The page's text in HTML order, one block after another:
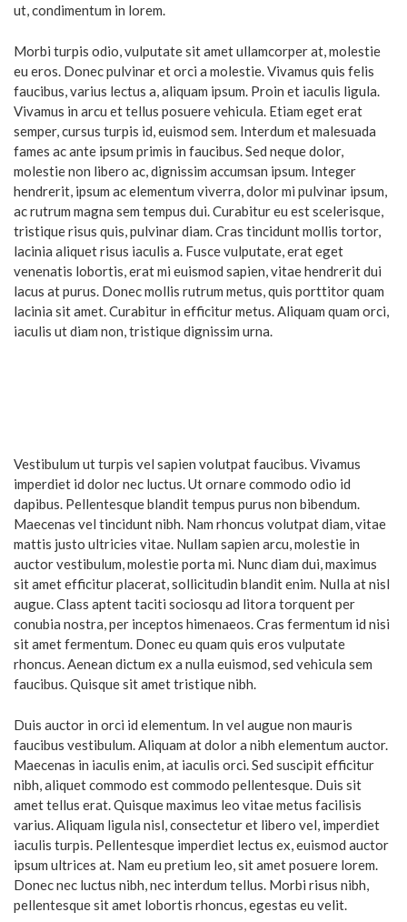
ut, condimentum in lorem.
Morbi turpis odio, vulputate sit amet ullamcorper at, molestie
eu eros. Donec pulvinar et orci a molestie. Vivamus quis felis
faucibus, varius lectus a, aliquam ipsum. Proin et iaculis ligula.
Vivamus in arcu et tellus posuere vehicula. Etiam eget erat
semper, cursus turpis id, euismod sem. Interdum et malesuada
fames ac ante ipsum primis in faucibus. Sed neque dolor,
molestie non libero ac, dignissim accumsan ipsum. Integer
hendrerit, ipsum ac elementum viverra, dolor mi pulvinar ipsum,
ac rutrum magna sem tempus dui. Curabitur eu est scelerisque,
tristique risus quis, pulvinar diam. Cras tincidunt mollis tortor,
lacinia aliquet risus iaculis a. Fusce vulputate, erat eget
venenatis lobortis, erat mi euismod sapien, vitae hendrerit dui
lacus at purus. Donec mollis rutrum metus, quis porttitor quam
lacinia sit amet. Curabitur in efficitur metus. Aliquam quam orci,
iaculis ut diam non, tristique dignissim urna.
Vestibulum ut turpis vel sapien volutpat faucibus. Vivamus
imperdiet id dolor nec luctus. Ut ornare commodo odio id
dapibus. Pellentesque blandit tempus purus non bibendum.
Maecenas vel tincidunt nibh. Nam rhoncus volutpat diam, vitae
mattis justo ultricies vitae. Nullam sapien arcu, molestie in
auctor vestibulum, molestie porta mi. Nunc diam dui, maximus
sit amet efficitur placerat, sollicitudin blandit enim. Nulla at nisl
augue. Class aptent taciti sociosqu ad litora torquent per
conubia nostra, per inceptos himenaeos. Cras fermentum id nisi
sit amet fermentum. Donec eu quam quis eros vulputate
rhoncus. Aenean dictum ex a nulla euismod, sed vehicula sem
faucibus. Quisque sit amet tristique nibh.
Duis auctor in orci id elementum. In vel augue non mauris
faucibus vestibulum. Aliquam at dolor a nibh elementum auctor.
Maecenas in iaculis enim, at iaculis orci. Sed suscipit efficitur
nibh, aliquet commodo est commodo pellentesque. Duis sit
amet tellus erat. Quisque maximus leo vitae metus facilisis
varius. Aliquam ligula nisl, consectetur et libero vel, imperdiet
iaculis turpis. Pellentesque imperdiet lectus ex, euismod auctor
ipsum ultrices at. Nam eu pretium leo, sit amet posuere lorem.
Donec nec luctus nibh, nec interdum tellus. Morbi risus nibh,
pellentesque sit amet lobortis rhoncus, egestas eu velit.